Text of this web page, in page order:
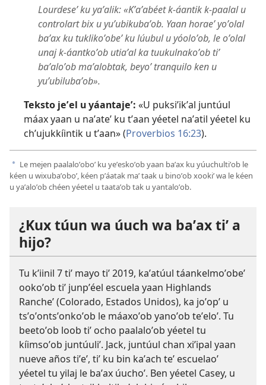
Lourdeseʼ ku yaʼalik: «Kʼaʼabéet k-áantik k-paalal u
controlart bix u yuʼubikubaʼob. Yaan horaeʼ yoʼolal
baʼax ku tuklikoʼobeʼ ku lúubul u yóoloʼob, le oʼolal
unaj k-áantkoʼob utiaʼal ka tuukulnakoʼob tiʼ
baʼaloʼob maʼalobtak, beyoʼ tranquilo ken u
yuʼubilubaʼob».
Teksto jeʼel u yáantajeʼ: «U puksiʼikʼal juntúul
máax yaan u naʼateʼ ku tʼaan yéetel naʼatil yéetel ku
chʼujukkíintik u tʼaan» (Proverbios 16:23).
a Le mejen paalaloʼoboʼ ku yeʼeskoʼob yaan baʼax ku yúuchultiʼob le
kéen u wixubaʼoboʼ, kéen pʼáatak maʼ taak u binoʼob xookiʼ wa le kéen
u yaʼaloʼob chéen yéetel u taataʼob tak u yantaloʼob.
¿Kux túun wa úuch wa baʼax tiʼ a
hijo?
Tu kʼiinil 7 tiʼ mayo tiʼ 2019, kaʼatúul táankelmoʼobeʼ
ookoʼob tiʼ junpʼéel escuela yaan Highlands
Rancheʼ (Colorado, Estados Unidos), ka joʼopʼ u
tsʼoʼontsʼonkoʼob le máaxoʼob yanoʼob teʼeloʼ. Tu
beetoʼob loob tiʼ ocho paalaloʼob yéetel tu
kíimsoʼob juntúuliʼ. Jack, juntúul chan xiʼipal yaan
nueve años tiʼeʼ, tiʼ ku bin kaʼach teʼ escuelaoʼ
yéetel tu yilaj le baʼax úuchoʼ. Ben yéetel Casey, u